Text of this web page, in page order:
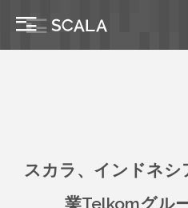
スカラ、インドネシ
業Telkomグル